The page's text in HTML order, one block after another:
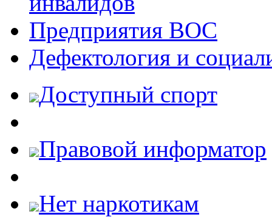
Предприятия ВОС
Дефектология и
Доступный спорт
Правовой информатор
Нет наркотикам